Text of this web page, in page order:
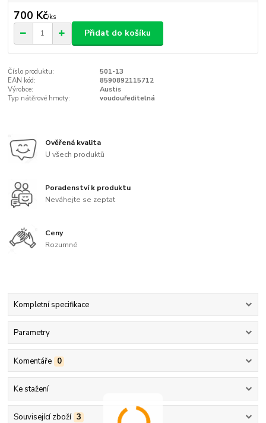
700 Kč/ks
Přidat do košíku
Číslo produktu:
501-13
EAN kód:
8590892115712
Výrobce:
Austis
Typ nátěrové hmoty:
voudouředitelná
Ověřená kvalita
U všech produktů
Poradenství k produktu
Neváhejte se zeptat
Ceny
Rozumné
Kompletní specifikace
Parametry
Komentáře 0
Ke stažení
Související zboží 3